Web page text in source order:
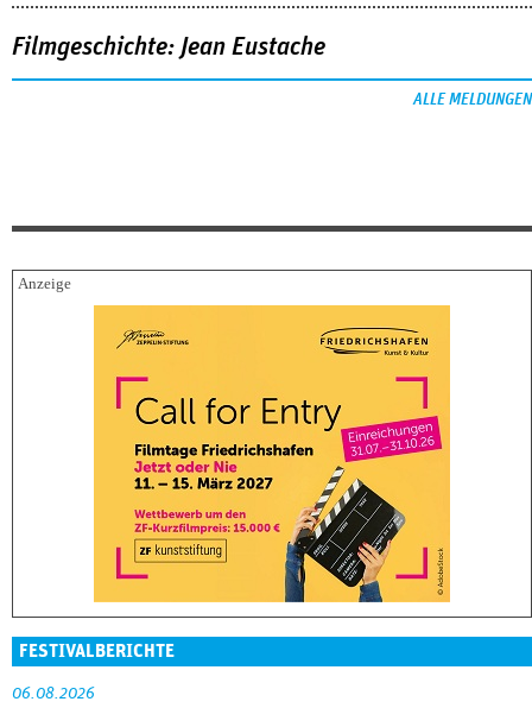
Filmgeschichte: Jean Eustache
ALLE MELDUNGEN
FESTIVALBERICHTE
06.08.2026